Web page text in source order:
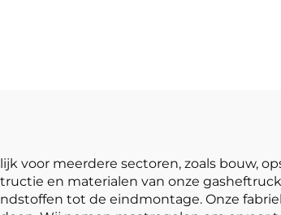
voor meerdere sectoren, zoals bouw,
en materialen van onze
tot de eindmontage. Onze